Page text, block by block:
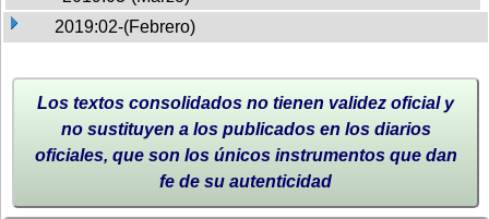
2019:02-(Febrero)
Los textos consolidados no tienen validez oficial y
no sustituyen a los publicados en los diarios
oficiales, que son los únicos instrumentos que dan
fe de su autenticidad